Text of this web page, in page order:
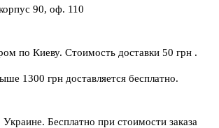
90, оф. 110
по Киеву. Стоимость доставки 50 грн .
1300 грн доставляется бесплатно.
Бесплатно при стоимости заказа